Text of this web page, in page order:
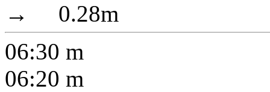
→
0.28m
06:30 m
06:20 m